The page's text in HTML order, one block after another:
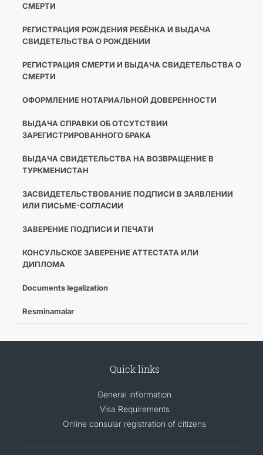
СМЕРТИ
РЕГИСТРАЦИЯ РОЖДЕНИЯ РЕБЁНКА И ВЫДАЧА
СВИДЕТЕЛЬСТВА О РОЖДЕНИИ
РЕГИСТРАЦИЯ СМЕРТИ И ВЫДАЧА СВИДЕТЕЛЬСТВА О
СМЕРТИ
ОФОРМЛЕНИЕ НОТАРИАЛЬНОЙ ДОВЕРЕННОСТИ
ВЫДАЧА СПРАВКИ ОБ ОТСУТСТВИИ
ЗАРЕГИСТРИРОВАННОГО БРАКА
ВЫДАЧА СВИДЕТЕЛЬСТВА НА ВОЗВРАЩЕНИЕ В
ТУРКМЕНИСТАН
ЗАСВИДЕТЕЛЬСТВОВАНИЕ ПОДПИСИ В ЗАЯВЛЕНИИ
ИЛИ ПИСЬМЕ-СОГЛАСИИ
ЗАВЕРЕНИЕ ПОДПИСИ И ПЕЧАТИ
КОНСУЛЬСКОЕ ЗАВЕРЕНИЕ АТТЕСТАТА ИЛИ
ДИПЛОМА
Documents legalization
Resminamalar
Quick links
General information
Visa Requirements
Online consular registration of citizens